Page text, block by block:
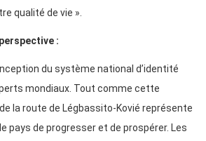
qualité de vie ».
:
du système national d’identité
mondiaux. Tout comme cette
la route de Légbassito-Kovié représente
pays de progresser et de prospérer. Les